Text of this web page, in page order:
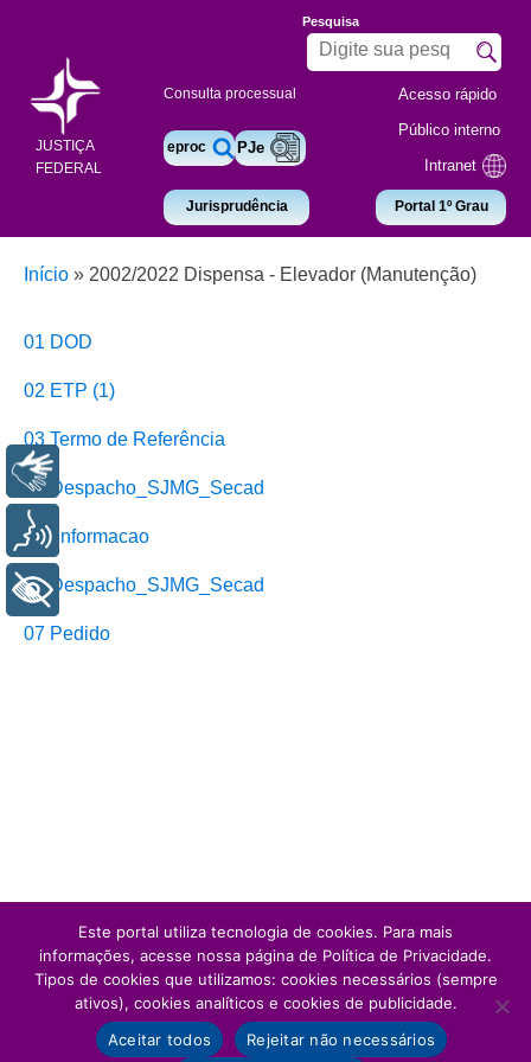
JUSTIÇA
FEDERAL
Consulta processual
eproc PJe
Jurisprudência
Pesquisa
Acesso rápido
Público interno
Intranet
Portal 1º Grau
Início » 2002/2022 Dispensa - Elevador (Manutenção)
01 DOD
02 ETP (1)
03 Termo de Referência
04 Despacho_SJMG_Secad
05_Informacao
06 Despacho_SJMG_Secad
07 Pedido
Este portal utiliza tecnologia de cookies. Para mais
informações, acesse nossa página de Política de Privacidade.
Tipos de cookies que utilizamos: cookies necessários (sempre
ativos), cookies analíticos e cookies de publicidade.
Aceitar todos
Rejeitar não necessários
Voz
+ Acessibilidade